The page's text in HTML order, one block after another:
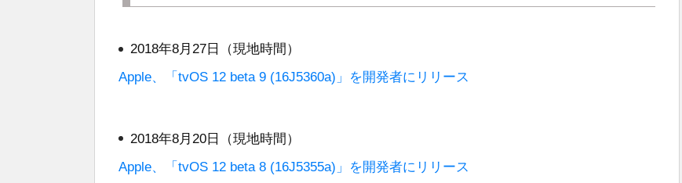
2018年8月27日（現地時間）
Apple、「tvOS 12 beta 9 (16J5360a)」を開発者にリリース
2018年8月20日（現地時間）
Apple、「tvOS 12 beta 8 (16J5355a)」を開発者にリリース